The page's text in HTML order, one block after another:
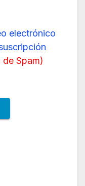
electrónico
de Spam)